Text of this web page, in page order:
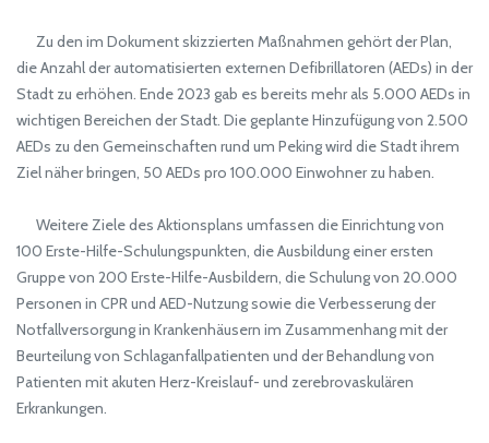
Zu den im Dokument skizzierten Maßnahmen gehört der Plan,
die Anzahl der automatisierten externen Defibrillatoren (AEDs) in der
Stadt zu erhöhen. Ende 2023 gab es bereits mehr als 5.000 AEDs in
wichtigen Bereichen der Stadt. Die geplante Hinzufügung von 2.500
AEDs zu den Gemeinschaften rund um Peking wird die Stadt ihrem
Ziel näher bringen, 50 AEDs pro 100.000 Einwohner zu haben.
Weitere Ziele des Aktionsplans umfassen die Einrichtung von
100 Erste-Hilfe-Schulungspunkten, die Ausbildung einer ersten
Gruppe von 200 Erste-Hilfe-Ausbildern, die Schulung von 20.000
Personen in CPR und AED-Nutzung sowie die Verbesserung der
Notfallversorgung in Krankenhäusern im Zusammenhang mit der
Beurteilung von Schlaganfallpatienten und der Behandlung von
Patienten mit akuten Herz-Kreislauf- und zerebrovaskulären
Erkrankungen.